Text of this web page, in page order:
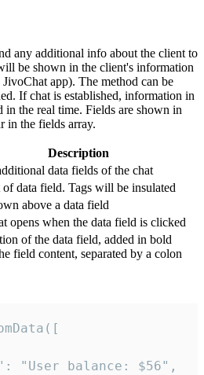
any additional info about the client to
be shown in the client's information
app). The method can be
If chat is established, information in
the real time. Fields are shown in
in the fields array.
Description
data fields of the chat
of data field. Tags will be insulated
above a data field
opens when the data field is clicked
of the data field, added in bold
field content, separated by a colon
"User balance: $56",